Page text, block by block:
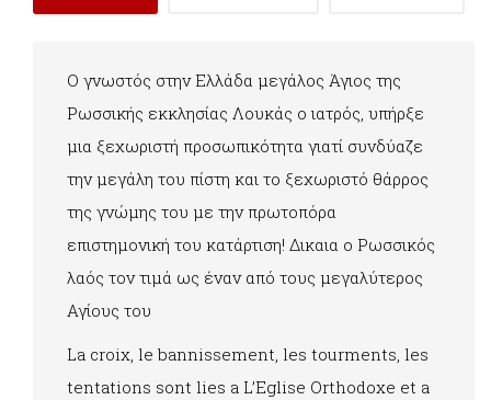
Ο γνωστός στην Ελλάδα μεγάλος Άγιος της
Ρωσσικής εκκλησίας Λουκάς ο ιατρός, υπήρξε
μια ξεχωριστή προσωπικότητα γιατί συνδύαζε
την μεγάλη του πίστη και το ξεχωριστό θάρρος
της γνώμης του με την πρωτοπόρα
επιστημονική του κατάρτιση! Δικαια ο Ρωσσικός
λαός τον τιμά ως έναν από τους μεγαλύτερος
Αγίους του
La croix, le bannissement, les tourments, les
tentations sont lies a L’Eglise Orthodoxe et a